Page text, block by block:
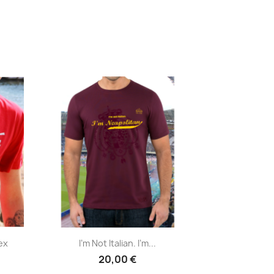
Anteprima
I'm Not Italian. I'm...
20,00 €